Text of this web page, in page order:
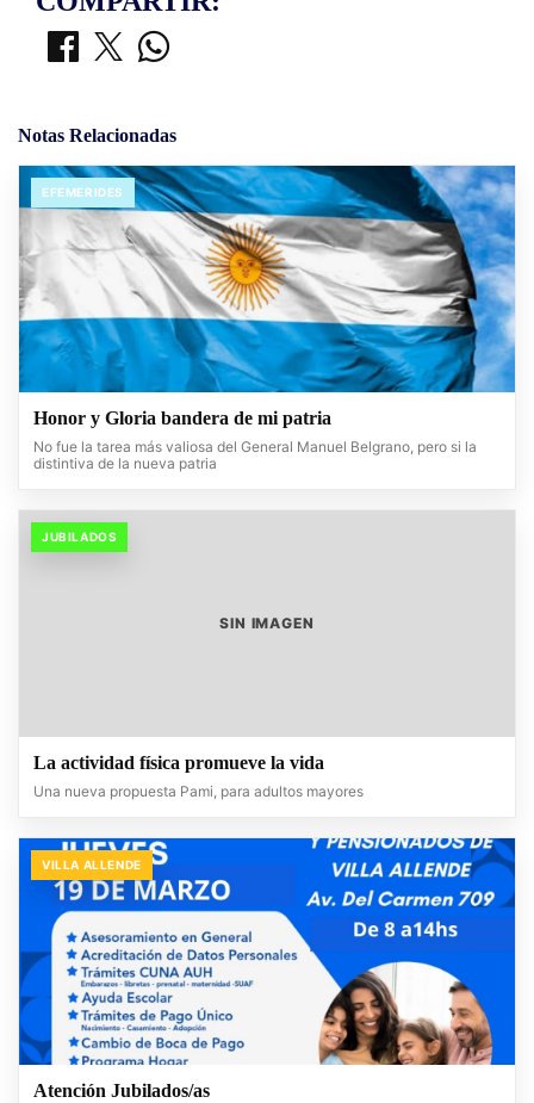
Notas Relacionadas
EFEMERIDES
Honor y Gloria bandera de mi patria
No fue la tarea más valiosa del General Manuel Belgrano, pero si la
distintiva de la nueva patria
JUBILADOS
SIN IMAGEN
La actividad física promueve la vida
Una nueva propuesta Pami, para adultos mayores
VILLA ALLENDE
Atención Jubilados/as